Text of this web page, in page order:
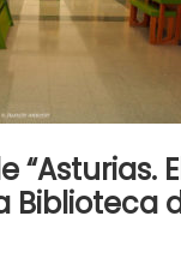
“Asturias.
Biblioteca